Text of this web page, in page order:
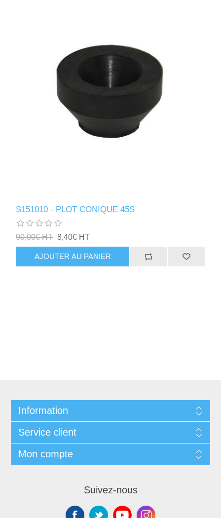
S151010 - PLOT CONIQUE 45S
90,00€ HT 8,40€ HT
AJOUTER AU PANIER
Information
Service client
Mon compte
Suivez-nous